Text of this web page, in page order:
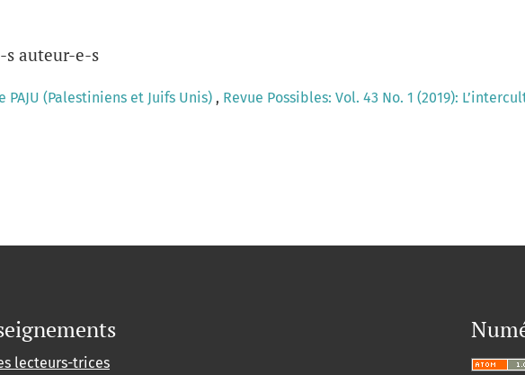
s auteur-e-s
(Palestiniens et Juifs Unis) , Revue Possibles: Vol. 43 No. 1 (2019):
lecteurs-trices